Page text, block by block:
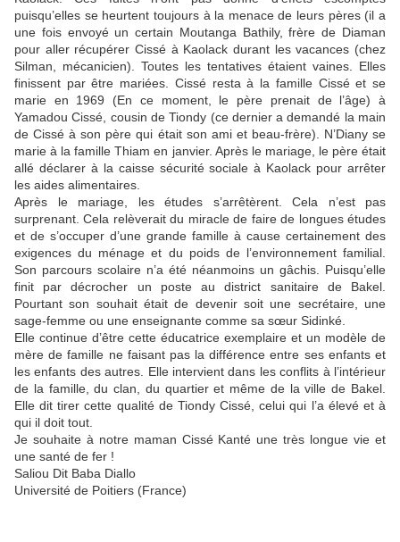
puisqu’elles se heurtent toujours à la menace de leurs pères (il a
une fois envoyé un certain Moutanga Bathily, frère de Diaman
pour aller récupérer Cissé à Kaolack durant les vacances (chez
Silman, mécanicien). Toutes les tentatives étaient vaines. Elles
finissent par être mariées. Cissé resta à la famille Cissé et se
marie en 1969 (En ce moment, le père prenait de l’âge) à
Yamadou Cissé, cousin de Tiondy (ce dernier a demandé la main
de Cissé à son père qui était son ami et beau-frère). N’Diany se
marie à la famille Thiam en janvier. Après le mariage, le père était
allé déclarer à la caisse sécurité sociale à Kaolack pour arrêter
les aides alimentaires.
Après le mariage, les études s’arrêtèrent. Cela n’est pas
surprenant. Cela relèverait du miracle de faire de longues études
et de s’occuper d’une grande famille à cause certainement des
exigences du ménage et du poids de l’environnement familial.
Son parcours scolaire n’a été néanmoins un gâchis. Puisqu’elle
finit par décrocher un poste au district sanitaire de Bakel.
Pourtant son souhait était de devenir soit une secrétaire, une
sage-femme ou une enseignante comme sa sœur Sidinké.
Elle continue d’être cette éducatrice exemplaire et un modèle de
mère de famille ne faisant pas la différence entre ses enfants et
les enfants des autres. Elle intervient dans les conflits à l’intérieur
de la famille, du clan, du quartier et même de la ville de Bakel.
Elle dit tirer cette qualité de Tiondy Cissé, celui qui l’a élevé et à
qui il doit tout.
Je souhaite à notre maman Cissé Kanté une très longue vie et
une santé de fer !
Saliou Dit Baba Diallo
Université de Poitiers (France)